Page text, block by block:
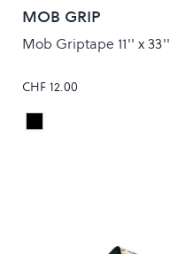
MOB GRIP
Mob Griptape 11'' x 33''
CHF 12.00
Colour
Black